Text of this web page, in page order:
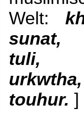
Welt:
sunat,
tuli,
touhur. ]